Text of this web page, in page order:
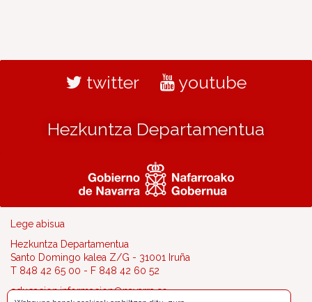
twitter youtube
Hezkuntza Departamentua
Lege abisua
Hezkuntza Departamentua
Santo Domingo kalea Z/G - 31001 Iruña
T 848 42 65 00 - F 848 42 60 52
educacion.informacion@navarra.es